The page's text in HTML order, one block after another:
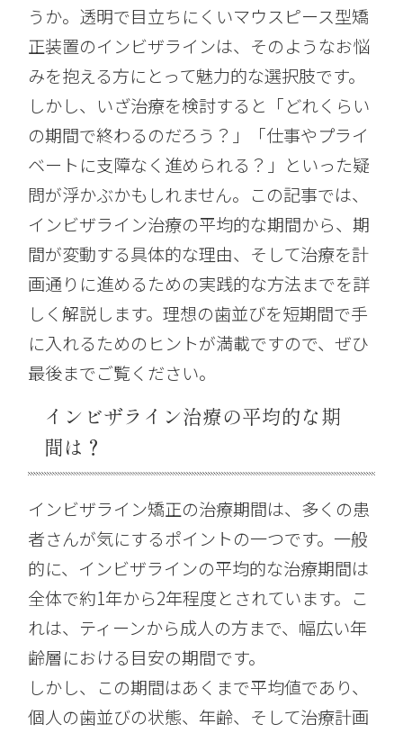
うか。透明で目立ちにくいマウスピース型矯
正装置のインビザラインは、そのようなお悩
みを抱える方にとって魅力的な選択肢です。
しかし、いざ治療を検討すると「どれくらい
の期間で終わるのだろう？」「仕事やプライ
ベートに支障なく進められる？」といった疑
問が浮かぶかもしれません。この記事では、
インビザライン治療の平均的な期間から、期
間が変動する具体的な理由、そして治療を計
画通りに進めるための実践的な方法までを詳
しく解説します。理想の歯並びを短期間で手
に入れるためのヒントが満載ですので、ぜひ
最後までご覧ください。
インビザライン治療の平均的な期
間は？
インビザライン矯正の治療期間は、多くの患
者さんが気にするポイントの一つです。一般
的に、インビザラインの平均的な治療期間は
全体で約1年から2年程度とされています。こ
れは、ティーンから成人の方まで、幅広い年
齢層における目安の期間です。
しかし、この期間はあくまで平均値であり、
個人の歯並びの状態、年齢、そして治療計画